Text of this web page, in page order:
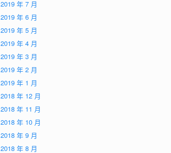
2019 年 7 月
2019 年 6 月
2019 年 5 月
2019 年 4 月
2019 年 3 月
2019 年 2 月
2019 年 1 月
2018 年 12 月
2018 年 11 月
2018 年 10 月
2018 年 9 月
2018 年 8 月